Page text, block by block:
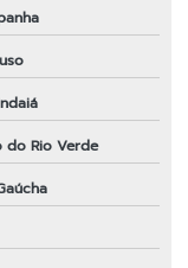
do Rio Verde